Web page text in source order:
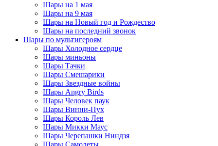
Шары на 1 мая
Шары на 9 мая
Шары на Новый год и Рождество
Шары на последний звонок
Шары по мультигероям
Шары Холодное сердце
Шары миньоны
Шары Тачки
Шары Смешарики
Шары Звездные войны
Шары Angry Birds
Шары Человек паук
Шары Винни-Пух
Шары Король Лев
Шары Микки Маус
Шары Черепашки Ниндзя
Шары Самолеты